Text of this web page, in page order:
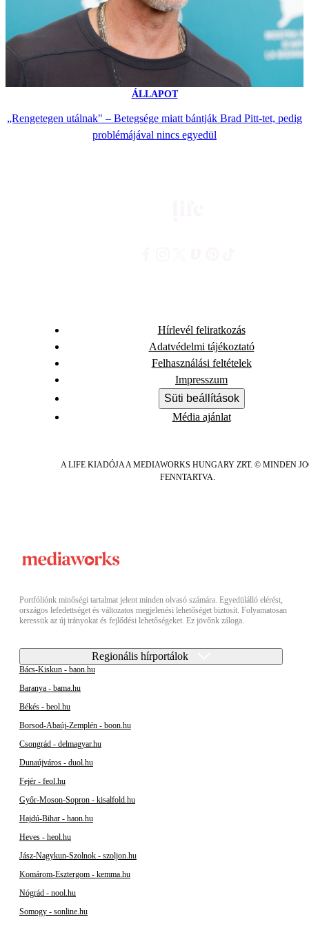
ÁLLAPOT
„Rengetegen utálnak" – Betegsége miatt bántják Brad Pitt-tet, pedig
problémájával nincs egyedül
Hírlevél feliratkozás
Adatvédelmi tájékoztató
Felhasználási feltételek
Impresszum
Süti beállítások
Média ajánlat
A LIFE KIADÓJA A MEDIAWORKS HUNGARY ZRT. © MINDEN
FENNTARTVA.
Portfóliónk minőségi tartalmat jelent minden olvasó számára. Egyedülálló elérést,
országos lefedettséget és változatos megjelenési lehetőséget biztosít. Folyamatosan
keressük az új irányokat és fejlődési lehetőségeket. Ez jövőnk záloga.
Regionális hírportálok
Bács-Kiskun - baon.hu
Baranya - bama.hu
Békés - beol.hu
Borsod-Abaúj-Zemplén - boon.hu
Csongrád - delmagyar.hu
Dunaújváros - duol.hu
Fejér - feol.hu
Győr-Moson-Sopron - kisalfold.hu
Hajdú-Bihar - haon.hu
Heves - heol.hu
Jász-Nagykun-Szolnok - szoljon.hu
Komárom-Esztergom - kemma.hu
Nógrád - nool.hu
Somogy - sonline.hu